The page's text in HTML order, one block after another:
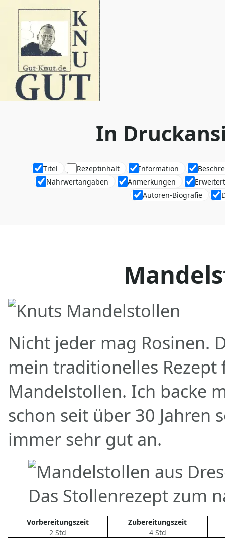
In
Titel Rezeptinhalt Information
Nährwertangaben
Anmerkungen
Autoren-Biografie
Nicht jeder mag Rosinen.
mein traditionelles
Mandelstollen. Ich backe
schon seit über 30 Jahren
immer sehr gut an.
Das Stollenrezept zum
Vorbereitungszeit
2 Std
Zubereitungszeit
4 Std